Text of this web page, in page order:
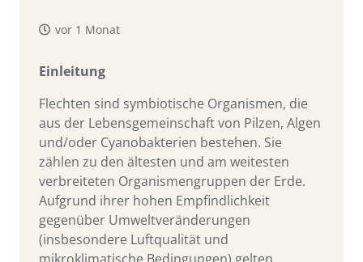
vor 1 Monat
Einleitung
Flechten sind symbiotische Organismen, die
aus der Lebensgemeinschaft von Pilzen, Algen
und/oder Cyanobakterien bestehen. Sie
zählen zu den ältesten und am weitesten
verbreiteten Organismengruppen der Erde.
Aufgrund ihrer hohen Empfindlichkeit
gegenüber Umweltveränderungen
(insbesondere Luftqualität und